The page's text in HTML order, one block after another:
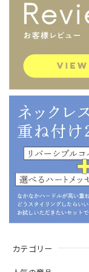
カテゴリー